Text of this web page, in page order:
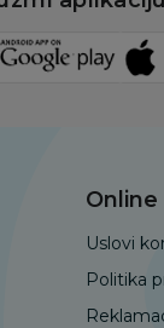
Online
Uslovi
Politika